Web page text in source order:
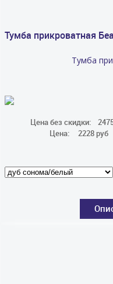
Тумба прикроватная
Тумба
Цена без скидки:
Цена:
2228 руб